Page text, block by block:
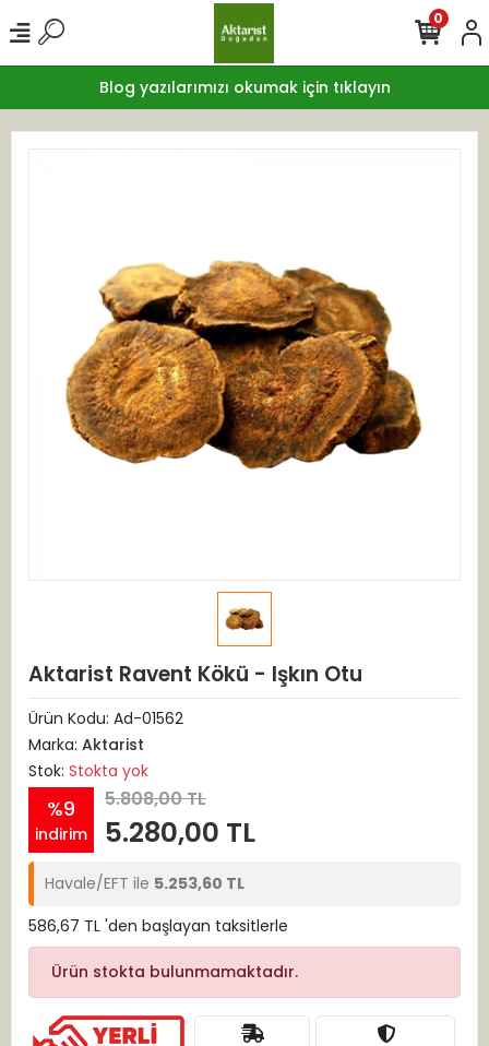
Blog yazılarımızı okumak için tıklayın
0
Aktarist Ravent Kökü - Işkın Otu
Ürün Kodu: Ad-01562
Marka: Aktarist
Stok: Stokta yok
%9
indirim
5.808,00 TL
5.280,00 TL
Havale/EFT ile 5.253,60 TL
586,67 TL 'den başlayan taksitlerle
Ürün stokta bulunmamaktadır.